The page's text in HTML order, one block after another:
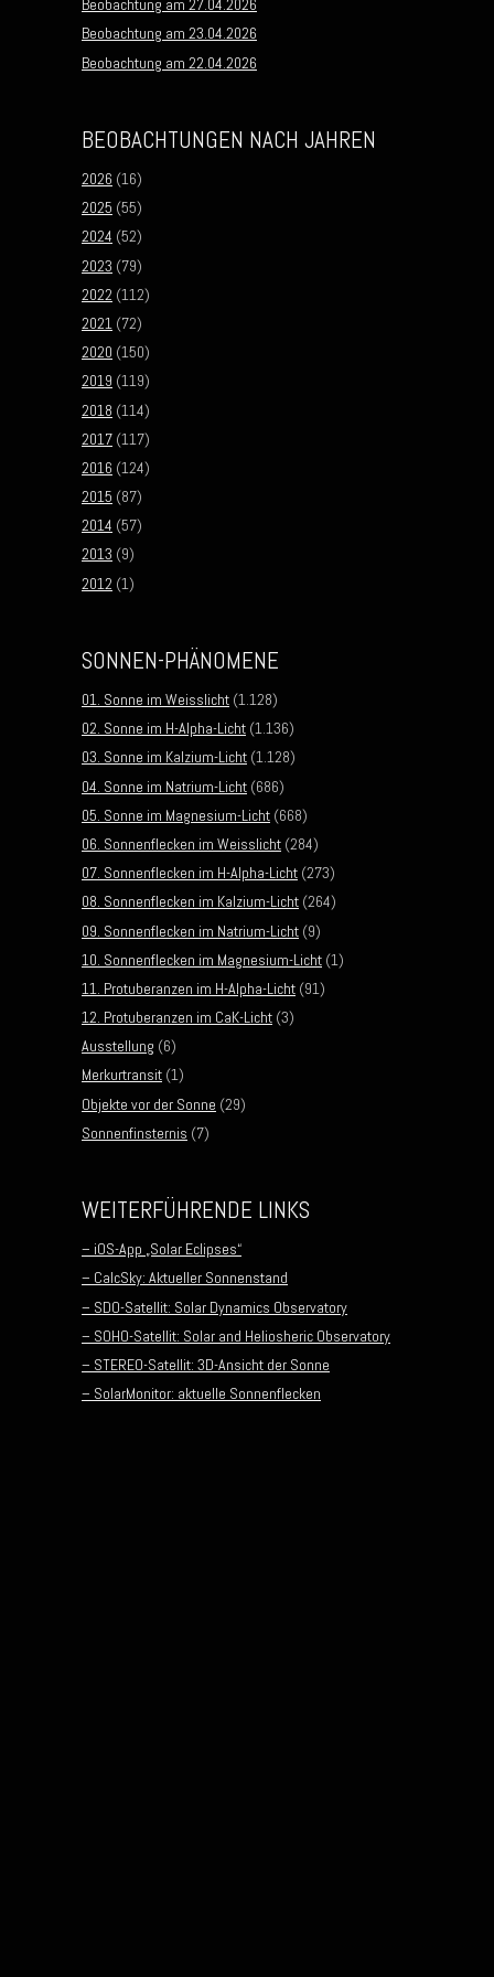
Beobachtung am 27.04.2026
Beobachtung am 23.04.2026
Beobachtung am 22.04.2026
BEOBACHTUNGEN NACH JAHREN
2026 (16)
2025 (55)
2024 (52)
2023 (79)
2022 (112)
2021 (72)
2020 (150)
2019 (119)
2018 (114)
2017 (117)
2016 (124)
2015 (87)
2014 (57)
2013 (9)
2012 (1)
SONNEN-PHÄNOMENE
01. Sonne im Weisslicht (1.128)
02. Sonne im H-Alpha-Licht (1.136)
03. Sonne im Kalzium-Licht (1.128)
04. Sonne im Natrium-Licht (686)
05. Sonne im Magnesium-Licht (668)
06. Sonnenflecken im Weisslicht (284)
07. Sonnenflecken im H-Alpha-Licht (273)
08. Sonnenflecken im Kalzium-Licht (264)
09. Sonnenflecken im Natrium-Licht (9)
10. Sonnenflecken im Magnesium-Licht (1)
11. Protuberanzen im H-Alpha-Licht (91)
12. Protuberanzen im CaK-Licht (3)
Ausstellung (6)
Merkurtransit (1)
Objekte vor der Sonne (29)
Sonnenfinsternis (7)
WEITERFÜHRENDE LINKS
– iOS-App „Solar Eclipses“
– CalcSky: Aktueller Sonnenstand
– SDO-Satellit: Solar Dynamics Observatory
– SOHO-Satellit: Solar and Heliosheric Observatory
– STEREO-Satellit: 3D-Ansicht der Sonne
– SolarMonitor: aktuelle Sonnenflecken